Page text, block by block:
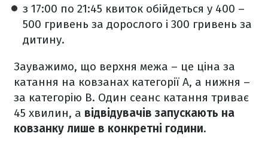
з 17:00 по 21:45 квиток обійдеться у 400 –
500 гривень за дорослого і 300 гривень за
дитину.
Зауважимо, що верхня межа – це ціна за
катання на ковзанах категорії А, а нижня –
за категорію В. Один сеанс катання триває
45 хвилин, а відвідувачів запускають на
ковзанку лише в конкретні години.